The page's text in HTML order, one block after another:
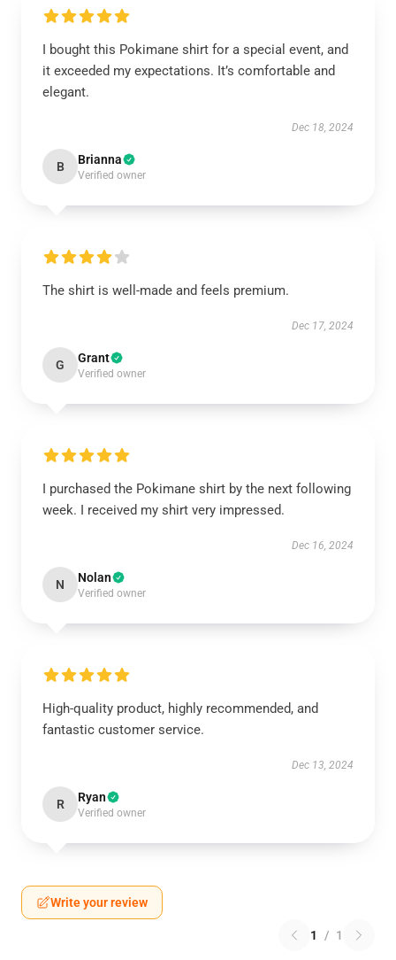
I bought this Pokimane shirt for a special event, and
it exceeded my expectations. It’s comfortable and
elegant.
Dec 18, 2024
B Brianna
Verified owner
The shirt is well-made and feels premium.
Dec 17, 2024
G Grant
Verified owner
I purchased the Pokimane shirt by the next following
week. I received my shirt very impressed.
Dec 16, 2024
N Nolan
Verified owner
High-quality product, highly recommended, and
fantastic customer service.
Dec 13, 2024
R Ryan
Verified owner
Write your review
1 / 1